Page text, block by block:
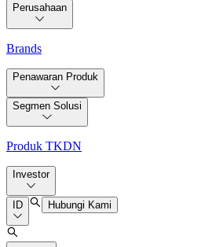
Perusahaan
Brands
Penawaran Produk
Segmen Solusi
Produk TKDN
Investor
ID Hubungi Kami